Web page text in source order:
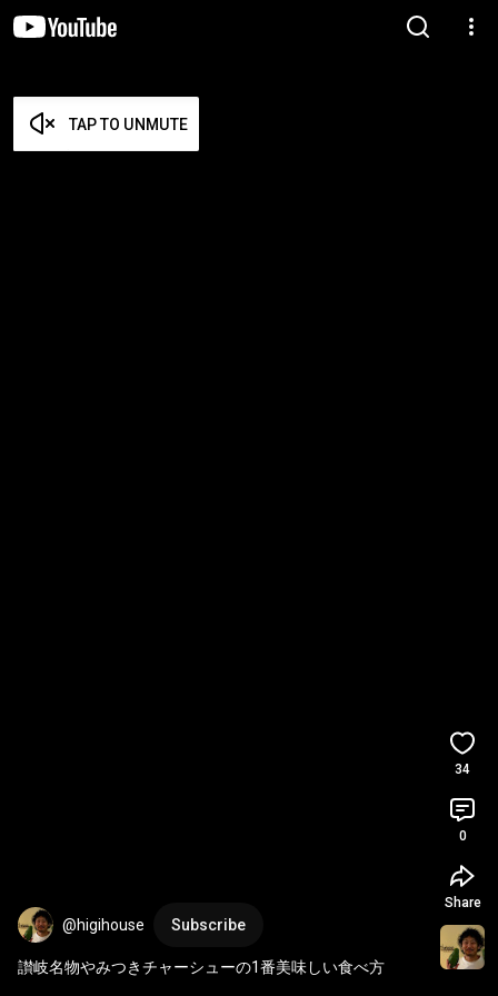
TAP TO UNMUTE
@higihouse Subscribe
讃岐名物やみつきチャーシューの1番美味しい食べ方
34
0
Share